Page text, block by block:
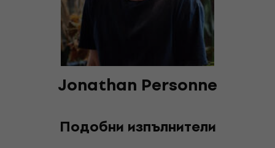
Jonathan Personne
Подобни изпълнители